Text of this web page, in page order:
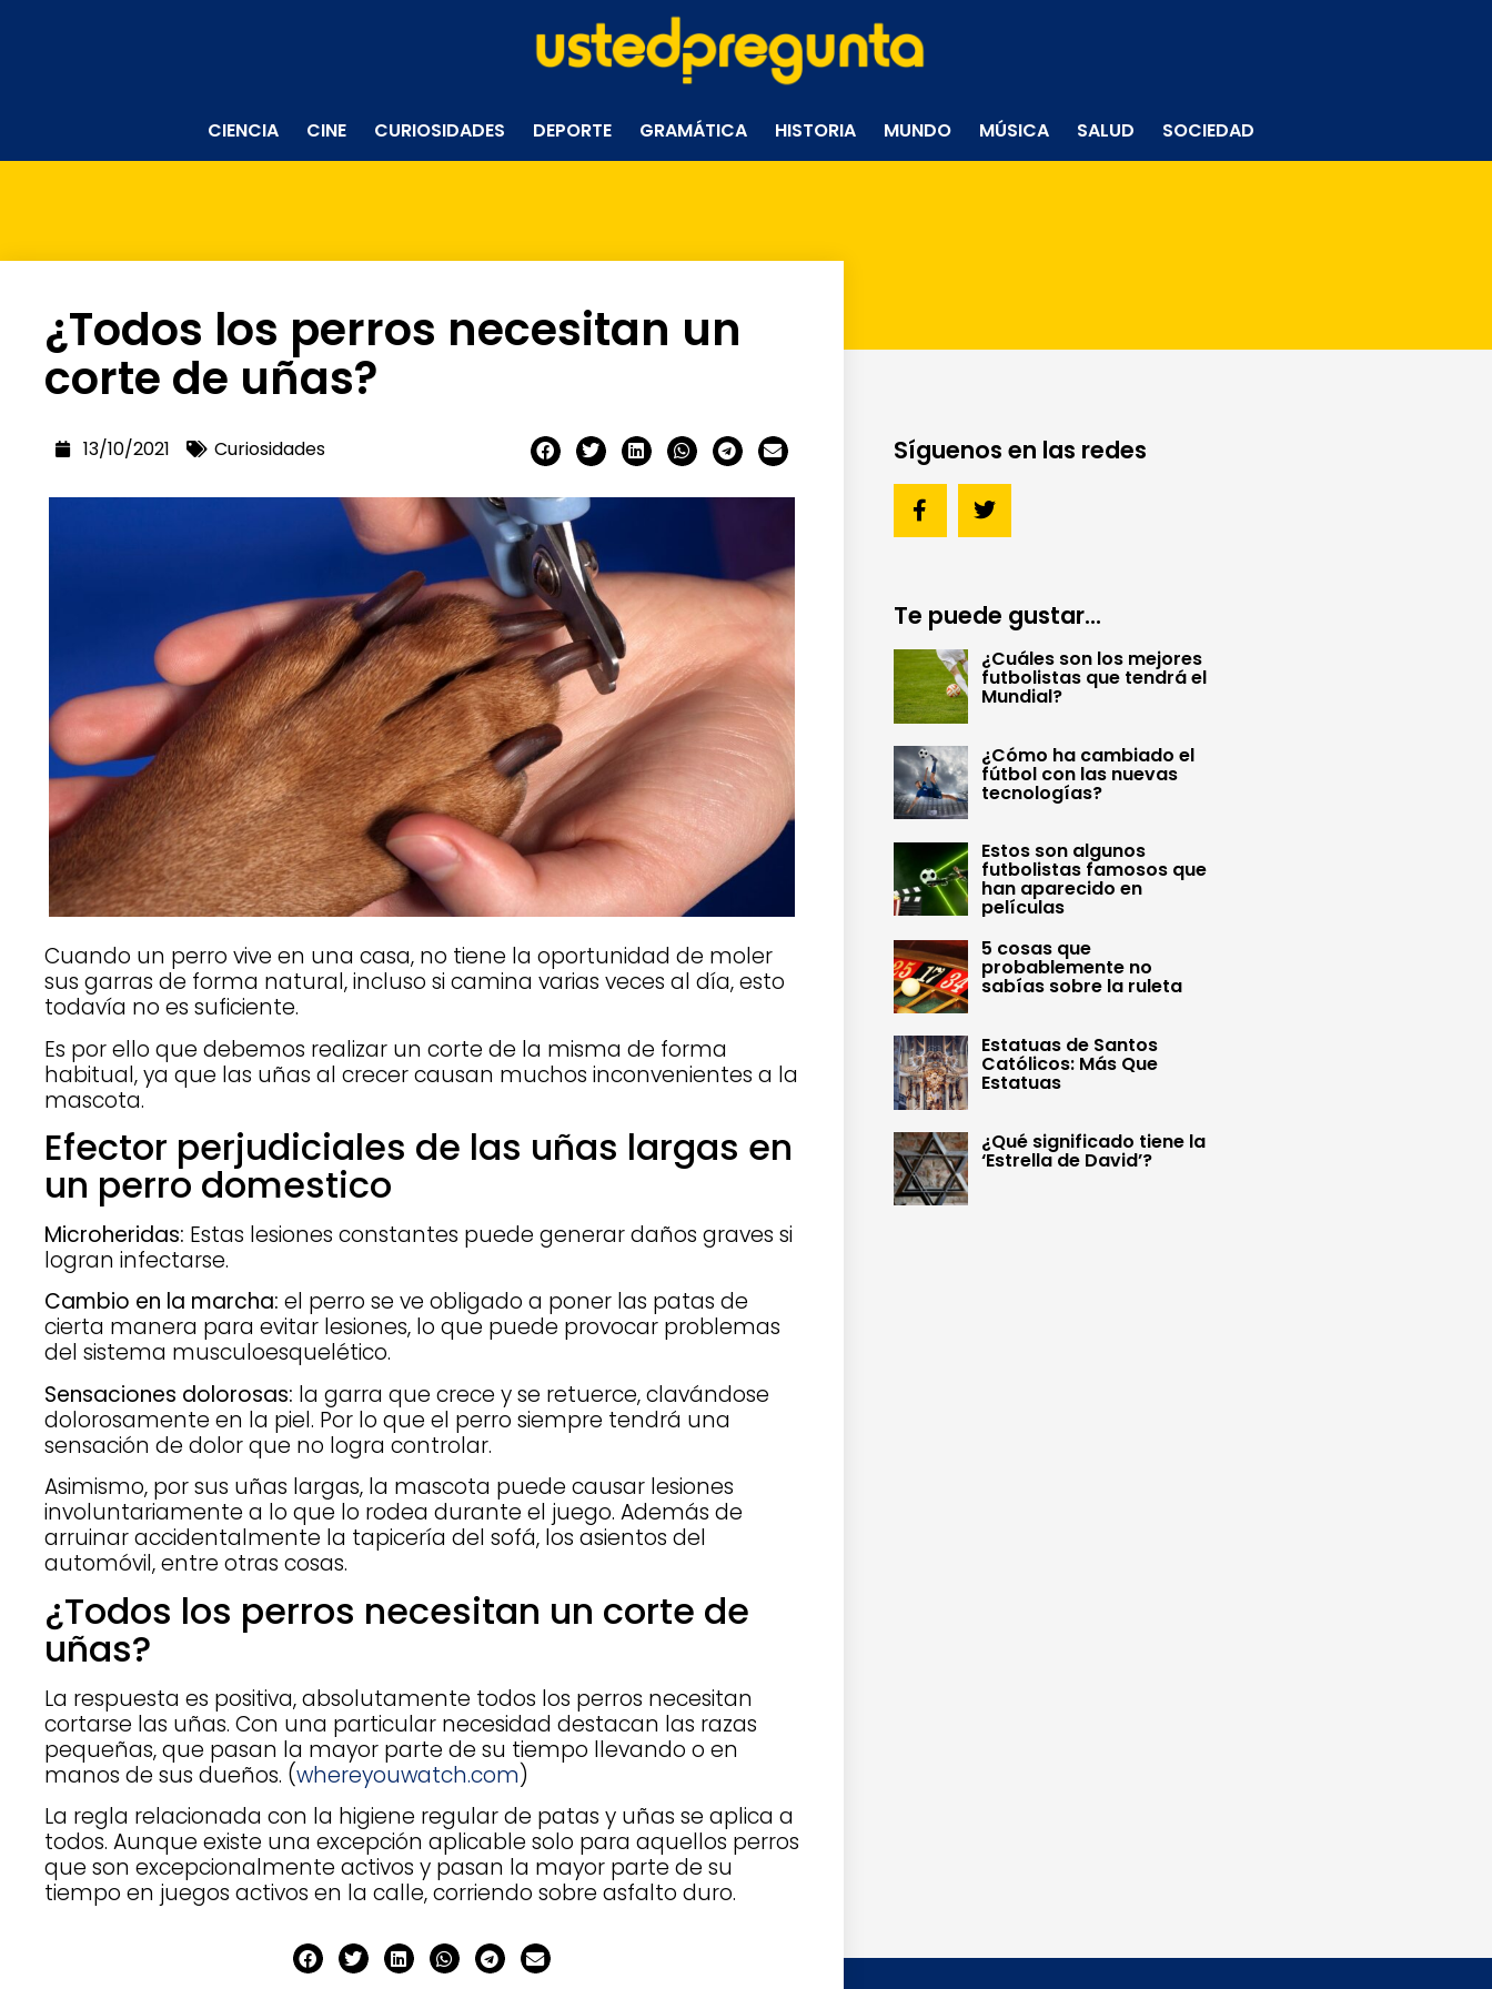
CIENCIA CINE CURIOSIDADES DEPORTE GRAMÁTICA HISTORIA MUNDO MÚSICA SALUD SOCIEDAD
¿Todos los perros necesitan un
corte de uñas?
13/10/2021 Curiosidades
Cuando un perro vive en una casa, no tiene la oportunidad de moler
sus garras de forma natural, incluso si camina varias veces al día, esto
todavía no es suficiente.
Es por ello que debemos realizar un corte de la misma de forma
habitual, ya que las uñas al crecer causan muchos inconvenientes a la
mascota.
Efector perjudiciales de las uñas largas en
un perro domestico
Microheridas: Estas lesiones constantes puede generar daños graves si
logran infectarse.
Cambio en la marcha: el perro se ve obligado a poner las patas de
cierta manera para evitar lesiones, lo que puede provocar problemas
del sistema musculoesquelético.
Sensaciones dolorosas: la garra que crece y se retuerce, clavándose
dolorosamente en la piel. Por lo que el perro siempre tendrá una
sensación de dolor que no logra controlar.
Asimismo, por sus uñas largas, la mascota puede causar lesiones
involuntariamente a lo que lo rodea durante el juego. Además de
arruinar accidentalmente la tapicería del sofá, los asientos del
automóvil, entre otras cosas.
¿Todos los perros necesitan un corte de
uñas?
La respuesta es positiva, absolutamente todos los perros necesitan
cortarse las uñas. Con una particular necesidad destacan las razas
pequeñas, que pasan la mayor parte de su tiempo llevando o en
manos de sus dueños. (whereyouwatch.com)
La regla relacionada con la higiene regular de patas y uñas se aplica a
todos. Aunque existe una excepción aplicable solo para aquellos perros
que son excepcionalmente activos y pasan la mayor parte de su
tiempo en juegos activos en la calle, corriendo sobre asfalto duro.
Síguenos en las redes
Te puede gustar...
¿Cuáles son los mejores
futbolistas que tendrá el
Mundial?
¿Cómo ha cambiado el
fútbol con las nuevas
tecnologías?
Estos son algunos
futbolistas famosos que
han aparecido en
películas
5 cosas que
probablemente no
sabías sobre la ruleta
Estatuas de Santos
Católicos: Más Que
Estatuas
¿Qué significado tiene la
‘Estrella de David’?